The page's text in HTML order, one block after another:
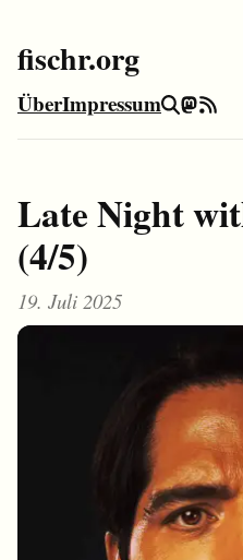
fischr.org
ÜberImpressumSucheRSS-
Late Night
(4/5)
19. Juli 2025